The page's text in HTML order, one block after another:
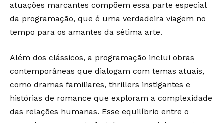
atuações marcantes compõem essa parte especial
da programação, que é uma verdadeira viagem no
tempo para os amantes da sétima arte.
Além dos clássicos, a programação inclui obras
contemporâneas que dialogam com temas atuais,
como dramas familiares, thrillers instigantes e
histórias de romance que exploram a complexidade
das relações humanas. Esse equilíbrio entre o